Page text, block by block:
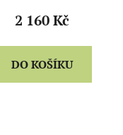
2 160 Kč
DO KOŠÍKU